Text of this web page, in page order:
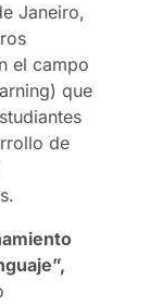
Janeiro,
el campo
que
de